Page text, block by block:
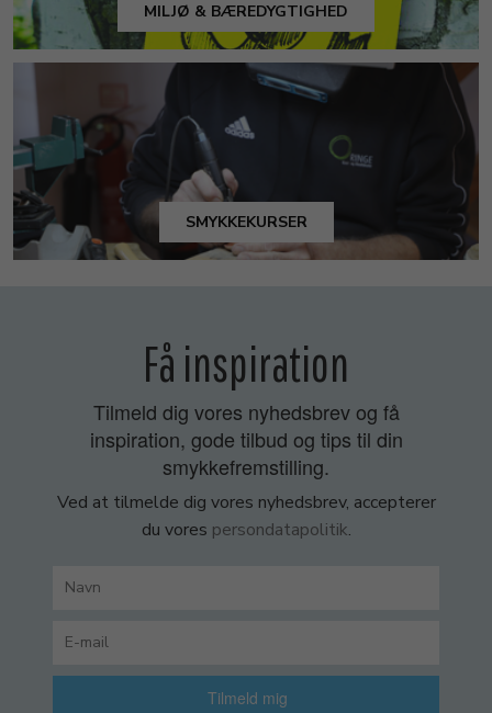
MILJØ & BÆREDYGTIGHED
SMYKKEKURSER
Få inspiration
Tilmeld dig vores nyhedsbrev og få
inspiration, gode tilbud og tips til din
smykkefremstilling.
Ved at tilmelde dig vores nyhedsbrev, accepterer
du vores persondatapolitik.
Tilmeld mig